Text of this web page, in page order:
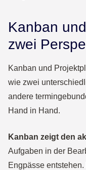
Kanban
zwei
Kanban und
wie zwei
andere
Hand in Hand.
Kanban zeigt den
Aufgaben in der
Engpässe